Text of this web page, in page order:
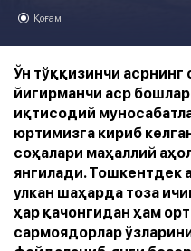
Қоғам
Ўн тўққизинчи асрнинг
йигирманчи аср
иқтисодий
юртимизга кириб
соҳалари маҳаллий
янгилади. Тошкентдек
улкан шаҳарда тоза
ҳар қачонгидан ҳам
сармоядорлар